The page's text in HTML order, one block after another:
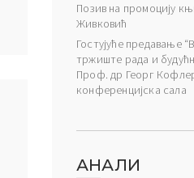
Позив на промоцију
Живковић
Гостујуће предавање
тржиште рада и
Проф. др Георг
конференцијска сала
АНАЛИ